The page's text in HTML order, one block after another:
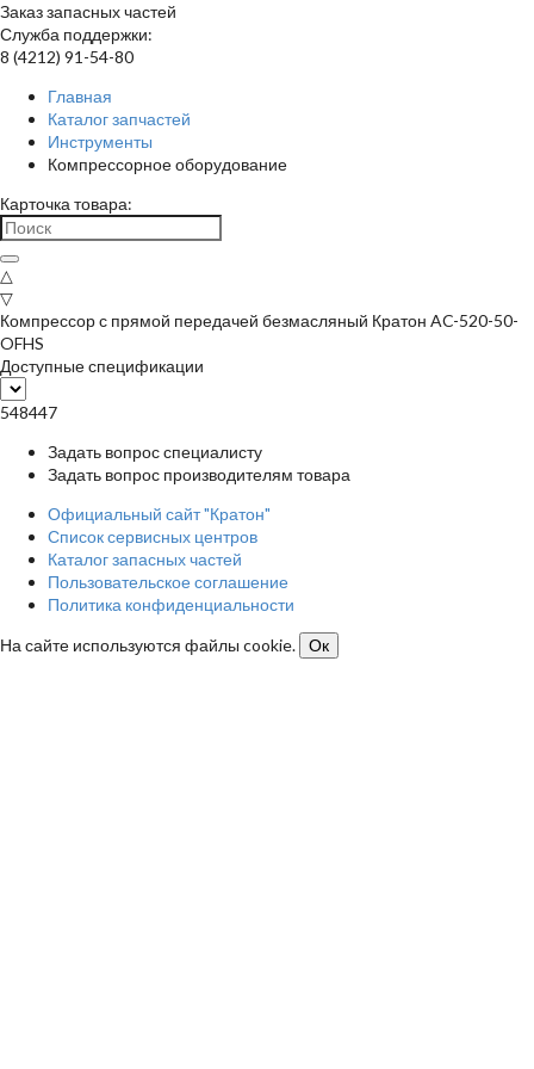
Заказ запасных частей
Служба поддержки:
8 (4212) 91-54-80
Главная
Каталог запчастей
Инструменты
Компрессорное оборудование
Карточка товара:
△
▽
Компрессор с прямой передачей безмасляный Кратон AC-520-50-
OFHS
Доступные спецификации
548447
Задать вопрос специалисту
Задать вопрос производителям товара
Официальный сайт "Кратон"
Список сервисных центров
Каталог запасных частей
Пользовательское соглашение
Политика конфиденциальности
На сайте используются файлы cookie.
Ок